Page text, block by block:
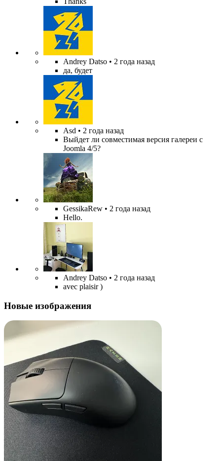
Andrey Datso • 2 года назад
да, будет
Asd • 2 года назад
Выйдет ли совместимая версия галереи с
Joomla 4/5?
GessikaRew • 2 года назад
Hello.
Andrey Datso • 2 года назад
avec plaisir )
Новые изображения